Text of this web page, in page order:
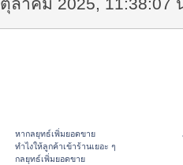
ตุลาคม 2025, 11:38:07
หากลยุทธ์เพิ่มยอดขาย
ทําไงให้ลูกค้าเข้าร้านเยอะ ๆ
กลยุทธ์เพิ่มยอดขาย